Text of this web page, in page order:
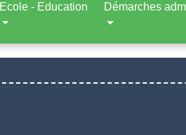
Ecole - Education Démarches